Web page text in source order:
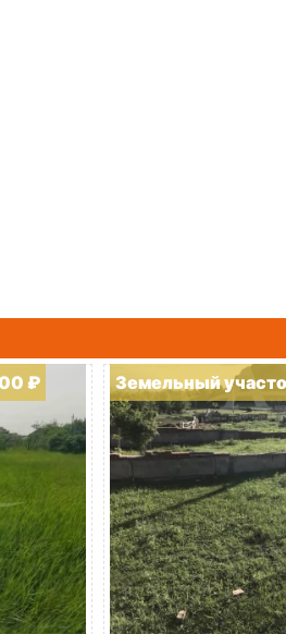
₽ Земельный